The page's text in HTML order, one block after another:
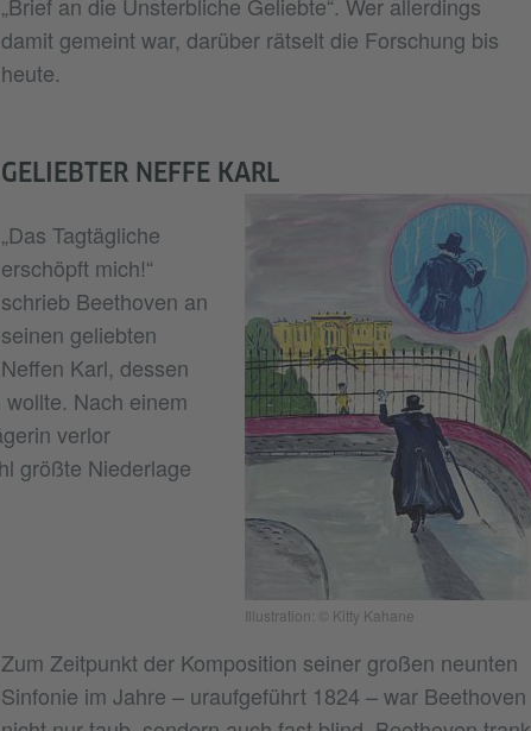
damit gemeint war, darüber rätselt die Forschung bis
heute.
GELIEBTER NEFFE KARL
Illustration: © Kitty Kahane
„Das Tagtägliche
erschöpft mich!“
schrieb Beethoven an
seinen geliebten
Neffen Karl, dessen
Nach einem
verlor
größte Niederlage
Zum Zeitpunkt der Komposition seiner großen neunten
Sinfonie im Jahre – uraufgeführt 1824 – war Beethoven